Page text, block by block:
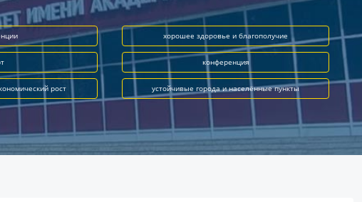
хорошее здоровье и благополучие
конференция
рост устойчивые города и населённые пункты